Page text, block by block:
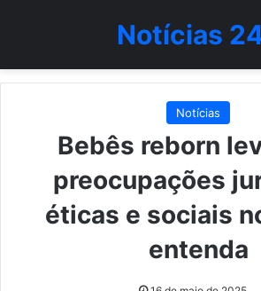
Notícias
Notícias
Bebês reborn
preocupações
éticas e sociais
entenda